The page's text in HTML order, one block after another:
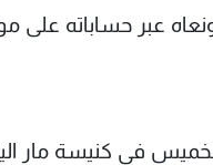
عبر حساباته على
في كنيسة مار